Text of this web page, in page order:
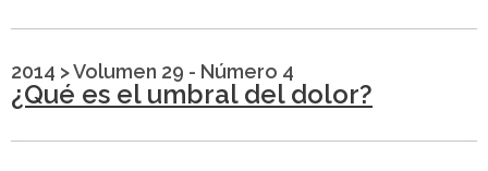
2014 >Volumen 29 - Número 4
¿Qué es el umbral del dolor?